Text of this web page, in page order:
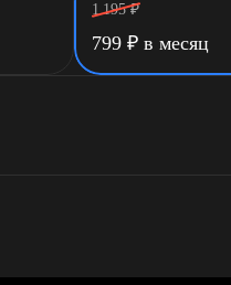
1 195 ₽
799 ₽ в месяц